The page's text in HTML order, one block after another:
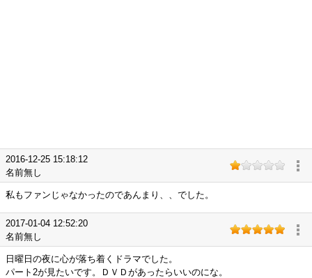
2016-12-25 15:18:12
名前無し
私もファンじゃなかったのであんまり、、でした。
2017-01-04 12:52:20
名前無し
日曜日の夜に心が落ち着くドラマでした。
パート2が見たいです。ＤＶＤがあったらいいのにな。